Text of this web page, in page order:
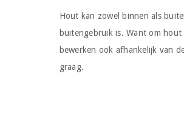
Hout kan zowel binnen als
buitengebruik is. Want om
bewerken ook afhankelijk van
graag.